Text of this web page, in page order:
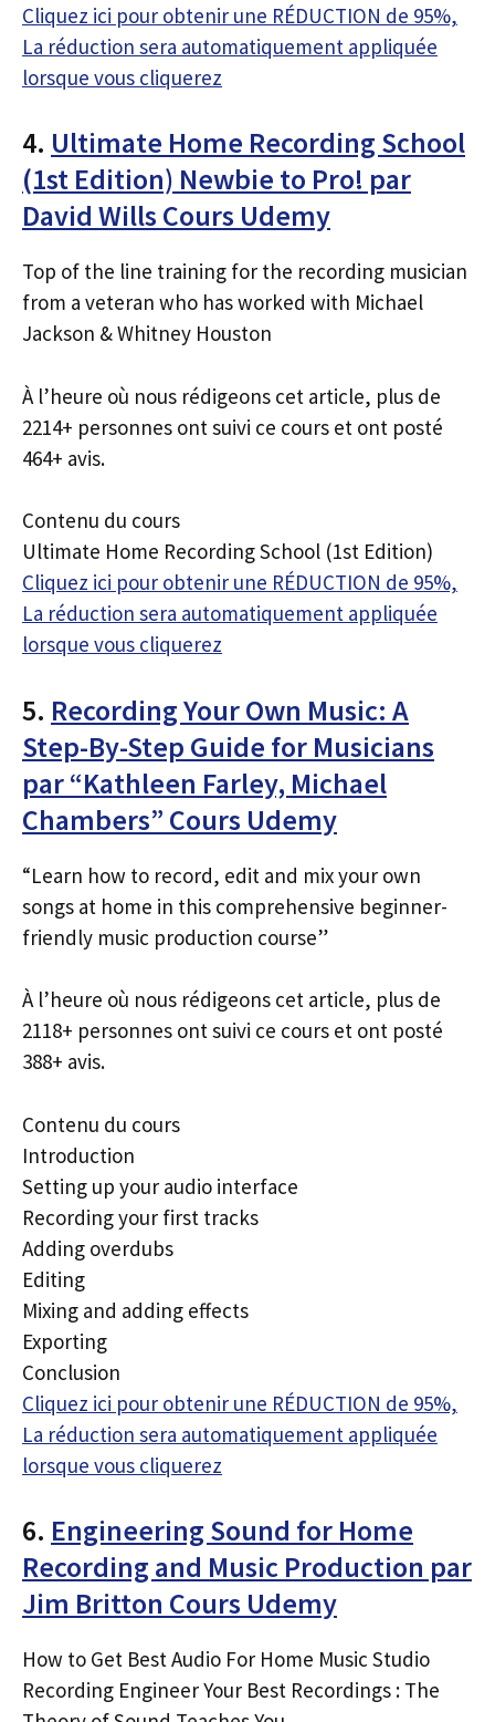
Cliquez ici pour obtenir une RÉDUCTION de 95%,
La réduction sera automatiquement appliquée
lorsque vous cliquerez
4. Ultimate Home Recording School
(1st Edition) Newbie to Pro! par
David Wills Cours Udemy
Top of the line training for the recording musician
from a veteran who has worked with Michael
Jackson & Whitney Houston
À l’heure où nous rédigeons cet article, plus de
2214+ personnes ont suivi ce cours et ont posté
464+ avis.
Contenu du cours
Ultimate Home Recording School (1st Edition)
Cliquez ici pour obtenir une RÉDUCTION de 95%,
La réduction sera automatiquement appliquée
lorsque vous cliquerez
5. Recording Your Own Music: A
Step-By-Step Guide for Musicians
par “Kathleen Farley, Michael
Chambers” Cours Udemy
“Learn how to record, edit and mix your own
songs at home in this comprehensive beginner-
friendly music production course”
À l’heure où nous rédigeons cet article, plus de
2118+ personnes ont suivi ce cours et ont posté
388+ avis.
Contenu du cours
Introduction
Setting up your audio interface
Recording your first tracks
Adding overdubs
Editing
Mixing and adding effects
Exporting
Conclusion
Cliquez ici pour obtenir une RÉDUCTION de 95%,
La réduction sera automatiquement appliquée
lorsque vous cliquerez
6. Engineering Sound for Home
Recording and Music Production par
Jim Britton Cours Udemy
How to Get Best Audio For Home Music Studio
Recording Engineer Your Best Recordings : The